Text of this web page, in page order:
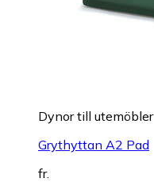
Dynor till utemöbler
Grythyttan A2 Pad
fr.